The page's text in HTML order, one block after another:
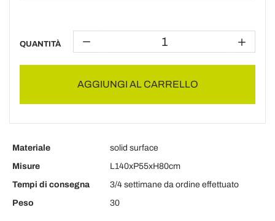
QUANTITÀ
AGGIUNGI AL CARRELLO
Materiale
solid surface
Misure
L140xP55xH80cm
Tempi di consegna
3/4 settimane da ordine effettuato
Peso
30